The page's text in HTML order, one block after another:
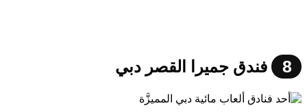
8 فندق جميرا القصر دبي